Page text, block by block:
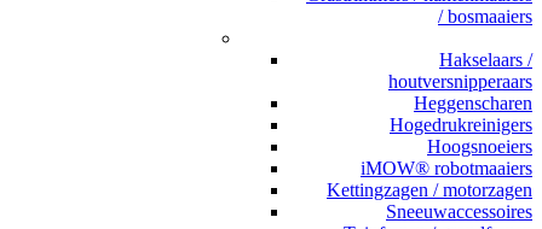
/ bosmaaiers
Hakselaars /
houtversnipperaars
Heggenscharen
Hogedrukreinigers
Hoogsnoeiers
iMOW® robotmaaiers
Kettingzagen / motorzagen
Sneeuwaccessoires